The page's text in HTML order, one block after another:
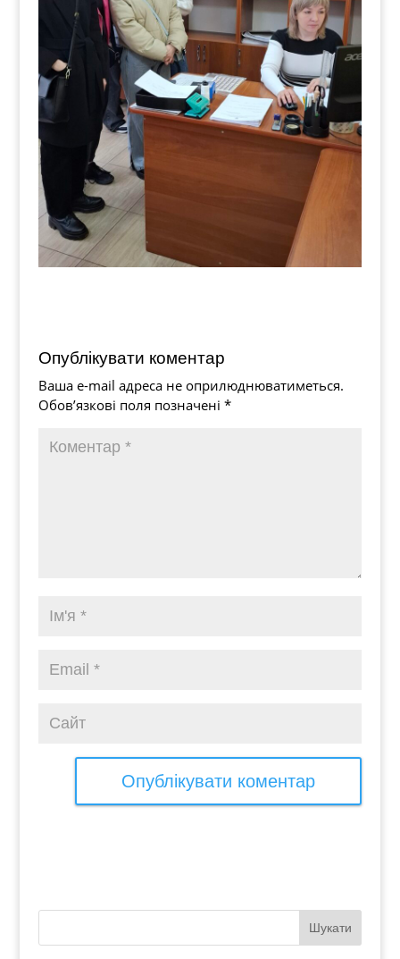
Опублікувати коментар
Ваша e-mail адреса не оприлюднюватиметься.
Обов’язкові поля позначені *